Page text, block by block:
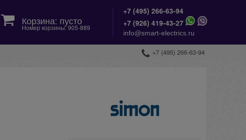
Корзина: пусто
Номер корзины: 905-889
+7 (495) 266-63-94
+7 (926) 419-43-27
info@smart-electrics.ru
+7 (495) 266-63-94